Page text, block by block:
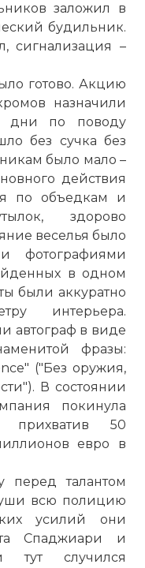
заложил в
будильник.
сигнализация –
готово. Акцию
назначили
дни по поводу
без сучка без
было мало –
действия
по объедкам и
здорово
веселья было
фотографиями
в одном
были аккуратно
интерьера.
автограф в виде
фразы:
("Без оружия,
В состоянии
покинула
прихватив 50
евро в
талантом
уши всю полицию
усилий они
Спаджиари и
случился